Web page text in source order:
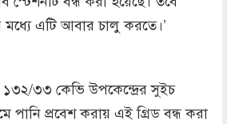
মধ্যে এটি আবার চালু করতে।’
৩৩ কেভি উপকেন্দ্রের সুইচ
পানি প্রবেশ করায় এই গ্রিড বন্ধ করা